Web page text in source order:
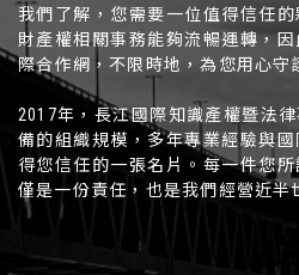
我們了解，您需要一位值得信任
財產權相關事務能夠流暢運轉，
際合作網，不限時地，為您用心守
2017年，長江國際知識產權暨法
備的組織規模，多年專業經驗與
得您信任的一張名片。每一件您
僅是一份責任，也是我們經營近半